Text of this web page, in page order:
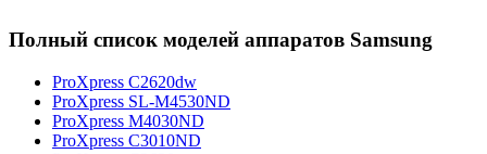
Полный список моделей аппаратов Samsung
ProXpress C2620dw
ProXpress SL-M4530ND
ProXpress M4030ND
ProXpress C3010ND